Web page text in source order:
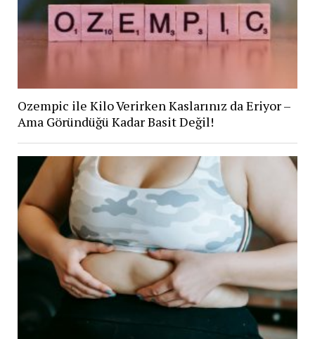
Ozempic ile Kilo Verirken Kaslarınız da Eriyor –
Ama Göründüğü Kadar Basit Değil!